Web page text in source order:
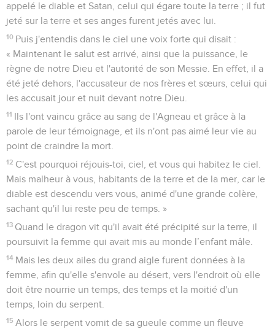
appelé le diable et Satan, celui qui égare toute la terre ; il fut
jeté sur la terre et ses anges furent jetés avec lui.
10 Puis j'entendis dans le ciel une voix forte qui disait :
« Maintenant le salut est arrivé, ainsi que la puissance, le
règne de notre Dieu et l'autorité de son Messie. En effet, il a
été jeté dehors, l'accusateur de nos frères et sœurs, celui qui
les accusait jour et nuit devant notre Dieu.
11 Ils l'ont vaincu grâce au sang de l'Agneau et grâce à la
parole de leur témoignage, et ils n'ont pas aimé leur vie au
point de craindre la mort.
12 C'est pourquoi réjouis-toi, ciel, et vous qui habitez le ciel.
Mais malheur à vous, habitants de la terre et de la mer, car le
diable est descendu vers vous, animé d'une grande colère,
sachant qu'il lui reste peu de temps. »
13 Quand le dragon vit qu'il avait été précipité sur la terre, il
poursuivit la femme qui avait mis au monde l’enfant mâle.
14 Mais les deux ailes du grand aigle furent données à la
femme, afin qu'elle s'envole au désert, vers l'endroit où elle
doit être nourrie un temps, des temps et la moitié d'un
temps, loin du serpent.
15 Alors le serpent vomit de sa gueule comme un fleuve